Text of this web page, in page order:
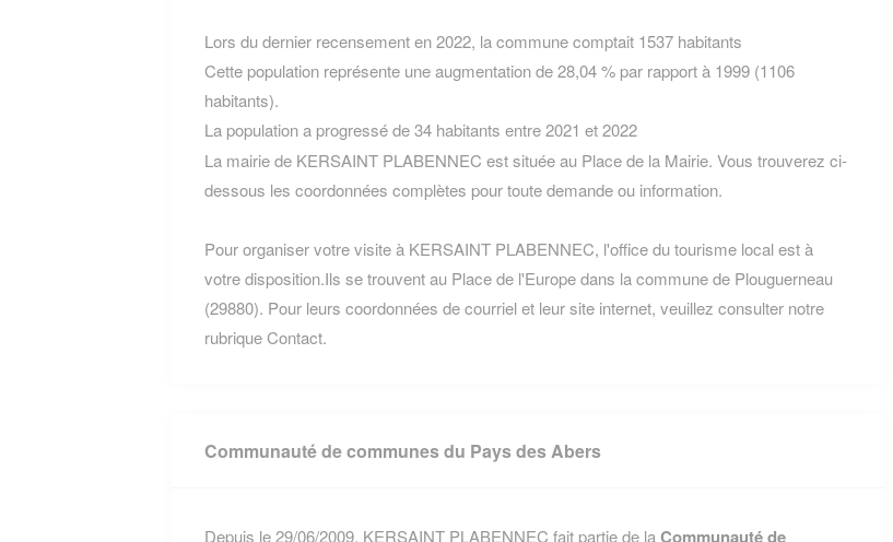
Lors du dernier recensement en 2022, la commune comptait 1537 habitants
Cette population représente une augmentation de 28,04 % par rapport à 1999 (1106
habitants).
La population a progressé de 34 habitants entre 2021 et 2022
La mairie de KERSAINT PLABENNEC est située au Place de la Mairie. Vous trouverez ci-
dessous les coordonnées complètes pour toute demande ou information.
Pour organiser votre visite à KERSAINT PLABENNEC, l'office du tourisme local est à
votre disposition.Ils se trouvent au Place de l'Europe dans la commune de Plouguerneau
(29880). Pour leurs coordonnées de courriel et leur site internet, veuillez consulter notre
rubrique Contact.
Communauté de communes du Pays des Abers
Depuis le 29/06/2009, KERSAINT PLABENNEC fait partie de laCommunauté de